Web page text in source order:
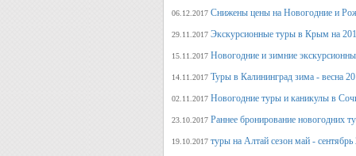
06.12.2017 Снижены цены на Новогодние и
29.11.2017 Экскурсионные туры в Крым на
15.11.2017 Новогодние и зимние
14.11.2017 Туры в Калининград зима - весна
02.11.2017 Новогодние туры и каникулы в
23.10.2017 Раннее бронирование новогодних
19.10.2017 туры на Алтай сезон май - сентябрь